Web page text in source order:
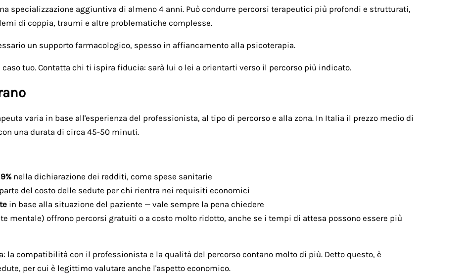
specializzazione aggiuntiva di almeno 4 anni. Può condurre percorsi terapeutici più profondi e strutturati,
di coppia, traumi e altre problematiche complesse.
un supporto farmacologico, spesso in affiancamento alla psicoterapia.
tuo. Contatta chi ti ispira fiducia: sarà lui o lei a orientarti verso il percorso più indicato.
varia in base all'esperienza del professionista, al tipo di percorso e alla zona. In Italia il prezzo medio di
una durata di circa 45-50 minuti.
nella dichiarazione dei redditi, come spese sanitarie
del costo delle sedute per chi rientra nei requisiti economici
in base alla situazione del paziente — vale sempre la pena chiedere
mentale) offrono percorsi gratuiti o a costo molto ridotto, anche se i tempi di attesa possono essere più
la compatibilità con il professionista e la qualità del percorso contano molto di più. Detto questo, è
per cui è legittimo valutare anche l'aspetto economico.